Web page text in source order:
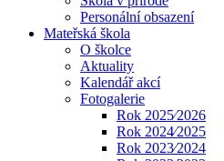
Personální obsazení
Mateřská škola
O školce
Aktuality
Kalendář akcí
Fotogalerie
Rok 2025⁄2026
Rok 2024⁄2025
Rok 2023⁄2024